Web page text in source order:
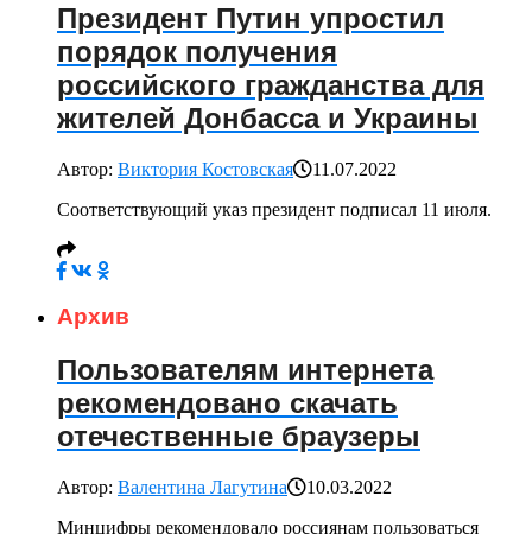
Президент Путин упростил
порядок получения
российского гражданства для
жителей Донбасса и Украины
Автор: Виктория Костовская
11.07.2022
Соответствующий указ президент подписал 11 июля.
Архив
Пользователям интернета
рекомендовано скачать
отечественные браузеры
Автор: Валентина Лагутина
10.03.2022
Минцифры рекомендовало россиянам пользоваться